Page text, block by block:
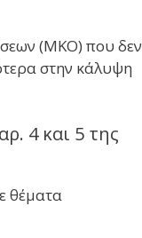
(ΜΚΟ) που δεν
στην κάλυψη
4 και 5 της
θέματα